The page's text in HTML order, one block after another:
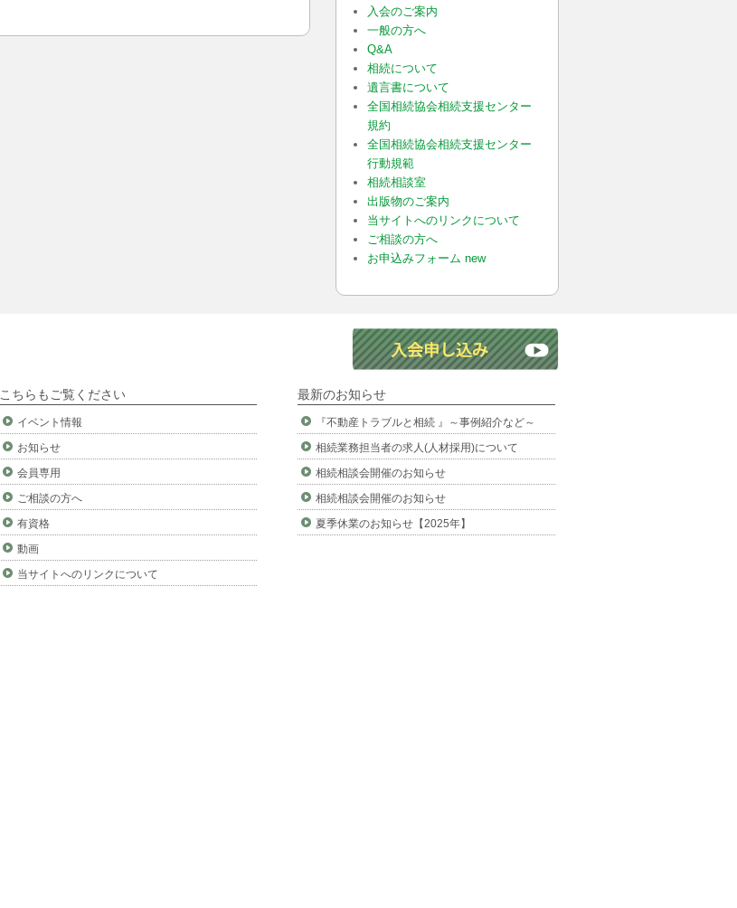
入会のご案内
一般の方へ
Q&A
相続について
遺言書について
全国相続協会相続支援センター
規約
全国相続協会相続支援センター
行動規範
相続相談室
出版物のご案内
当サイトへのリンクについて
ご相談の方へ
お申込みフォーム new
こちらもご覧ください
イベント情報
お知らせ
会員専用
ご相談の方へ
有資格
動画
当サイトへのリンクについて
最新のお知らせ
『不動産トラブルと相続 』～事例紹介など～
相続業務担当者の求人(人材採用)について
相続相談会開催のお知らせ
相続相談会開催のお知らせ
夏季休業のお知らせ【2025年】